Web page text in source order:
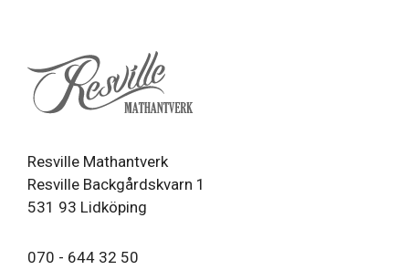
Resville Mathantverk
Resville Backgårdskvarn 1
531 93 Lidköping
070 - 644 32 50